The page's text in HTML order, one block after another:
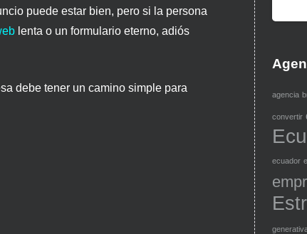
puede estar bien, pero si la persona
lenta o un formulario eterno, adiós
debe tener un camino simple para
agencia
convertir
ecuador